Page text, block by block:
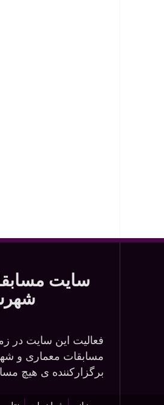
سایت
فعالیت این سایت در
مسابقات معماری و
برگزارکننده ی هیچ
این وب سایت تابع